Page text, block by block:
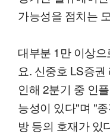
가능성을 점치는
대부분 1만 이상
요. 신중호 LS증
인해 2분기 중 인
능성이 있다"며 "
방 등의 호재가 있